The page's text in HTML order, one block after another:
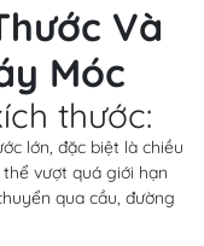
Và
Móc
thước:
lớn, đặc biệt là chiều
vượt quá giới hạn
qua cầu, đường